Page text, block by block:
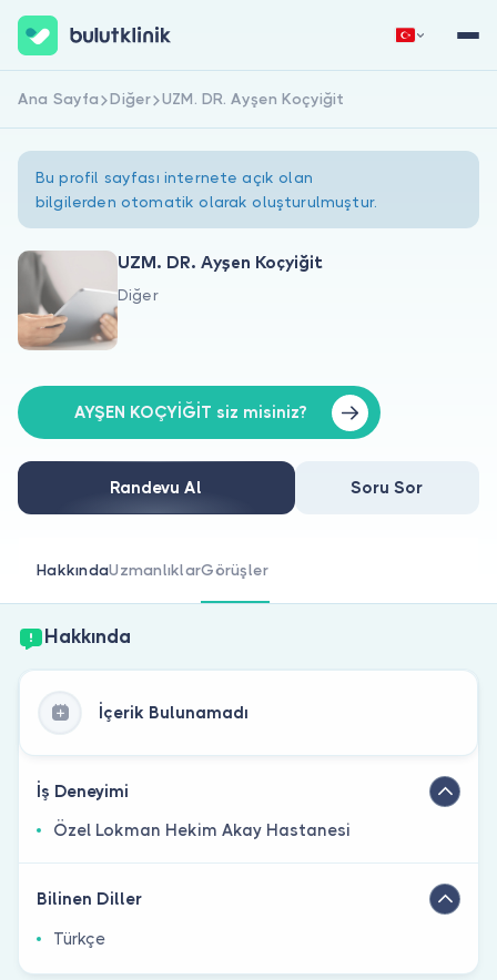
Hakkımızda
Doktorlar için
Doktor musunuz?
Hemen Kaydol Giriş Yap
Ana Sayfa Diğer UZM. DR. Ayşen Koçyiğit
Bu profil sayfası internete açık olan
bilgilerden otomatik olarak oluşturulmuştur.
UZM. DR. Ayşen Koçyiğit
Diğer
AYŞEN KOÇYİĞİT siz misiniz?
Randevu Al Soru Sor
HakkındaUzmanlıklarGörüşler
Hakkında
İçerik Bulunamadı
İş Deneyimi
Özel Lokman Hekim Akay Hastanesi
Bilinen Diller
Türkçe